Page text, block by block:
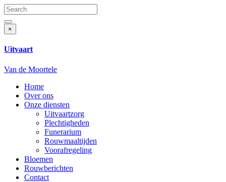
Search
for:
Search
×
Uitvaart
Van de Moortele
Home
Over ons
Onze diensten
Uitvaartzorg
Plechtigheden
Funerarium
Rouwmaaltijden
Voorafregeling
Bloemen
Rouwberichten
Contact